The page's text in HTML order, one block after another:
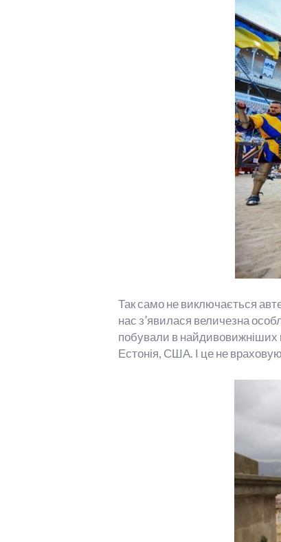
Так само не виключається
нас з’явилася величезна
побували в найдивовижніших
Естонія, США. І це не